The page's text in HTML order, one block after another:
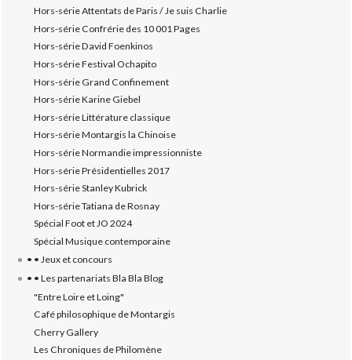
Hors-série Attentats de Paris / Je suis Charlie
Hors-série Confrérie des 10 001 Pages
Hors-série David Foenkinos
Hors-série Festival Ochapito
Hors-série Grand Confinement
Hors-série Karine Giebel
Hors-série Littérature classique
Hors-série Montargis la Chinoise
Hors-série Normandie impressionniste
Hors-série Présidentielles 2017
Hors-série Stanley Kubrick
Hors-série Tatiana de Rosnay
Spécial Foot et JO 2024
Spécial Musique contemporaine
• • Jeux et concours
• • Les partenariats Bla Bla Blog
"Entre Loire et Loing"
Café philosophique de Montargis
Cherry Gallery
Les Chroniques de Philomène